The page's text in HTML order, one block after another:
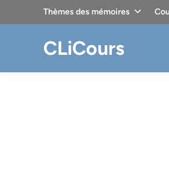
Thèmes des mémoires
CLiCours